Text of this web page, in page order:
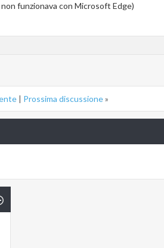
funzionava con Microsoft Edge)
| Prossima discussione»